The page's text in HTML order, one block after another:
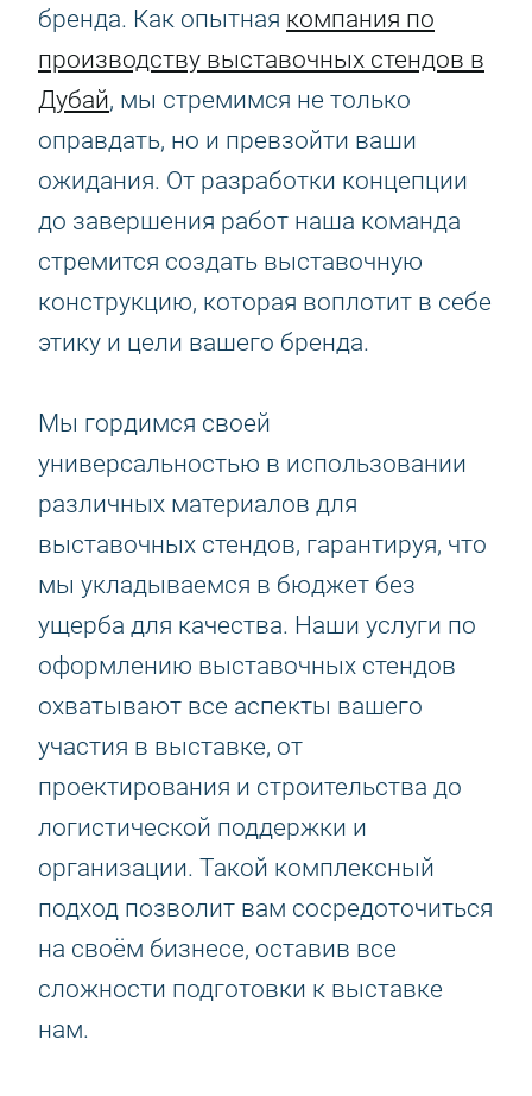
бренда. Как опытная компания по
производству выставочных стендов в
Дубай, мы стремимся не только
оправдать, но и превзойти ваши
ожидания. От разработки концепции
до завершения работ наша команда
стремится создать выставочную
конструкцию, которая воплотит в себе
этику и цели вашего бренда.
Мы гордимся своей
универсальностью в использовании
различных материалов для
выставочных стендов, гарантируя, что
мы укладываемся в бюджет без
ущерба для качества. Наши услуги по
оформлению выставочных стендов
охватывают все аспекты вашего
участия в выставке, от
проектирования и строительства до
логистической поддержки и
организации. Такой комплексный
подход позволит вам сосредоточиться
на своём бизнесе, оставив все
сложности подготовки к выставке
нам.